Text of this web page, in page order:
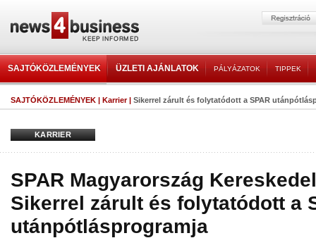
SAJTÓKÖZLEMÉNYEK ÜZLETI AJÁNLATOK PÁLYÁZATOK TIPPEK
SAJTÓKÖZLEMÉNYEK | Karrier| Sikerrel zárult és folytatódott a SPAR
KARRIER
SPAR Magyarország
Sikerrel zárult és folytatódott a
utánpótlásprogramja